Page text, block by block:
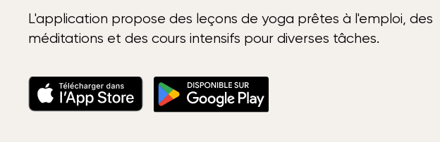
L'application propose des leçons de yoga prêtes à l'emploi, des
méditations et des cours intensifs pour diverses tâches.